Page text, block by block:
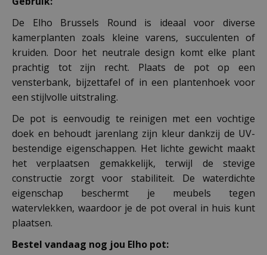
De Elho Brussels Round is ideaal voor diverse
kamerplanten zoals kleine varens, succulenten of
kruiden. Door het neutrale design komt elke plant
prachtig tot zijn recht. Plaats de pot op een
vensterbank, bijzettafel of in een plantenhoek voor
een stijlvolle uitstraling.
De pot is eenvoudig te reinigen met een vochtige
doek en behoudt jarenlang zijn kleur dankzij de UV-
bestendige eigenschappen. Het lichte gewicht maakt
het verplaatsen gemakkelijk, terwijl de stevige
constructie zorgt voor stabiliteit. De waterdichte
eigenschap beschermt je meubels tegen
watervlekken, waardoor je de pot overal in huis kunt
plaatsen.
Bestel vandaag nog jou Elho pot: